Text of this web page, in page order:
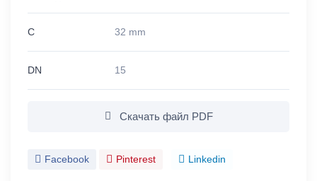
C 32 mm
DN 15
Скачать файл PDF
Facebook Pinterest Linkedin